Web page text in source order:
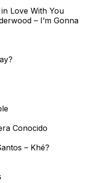
in Love With You
– I’m Gonna
Conocido
– Khé?